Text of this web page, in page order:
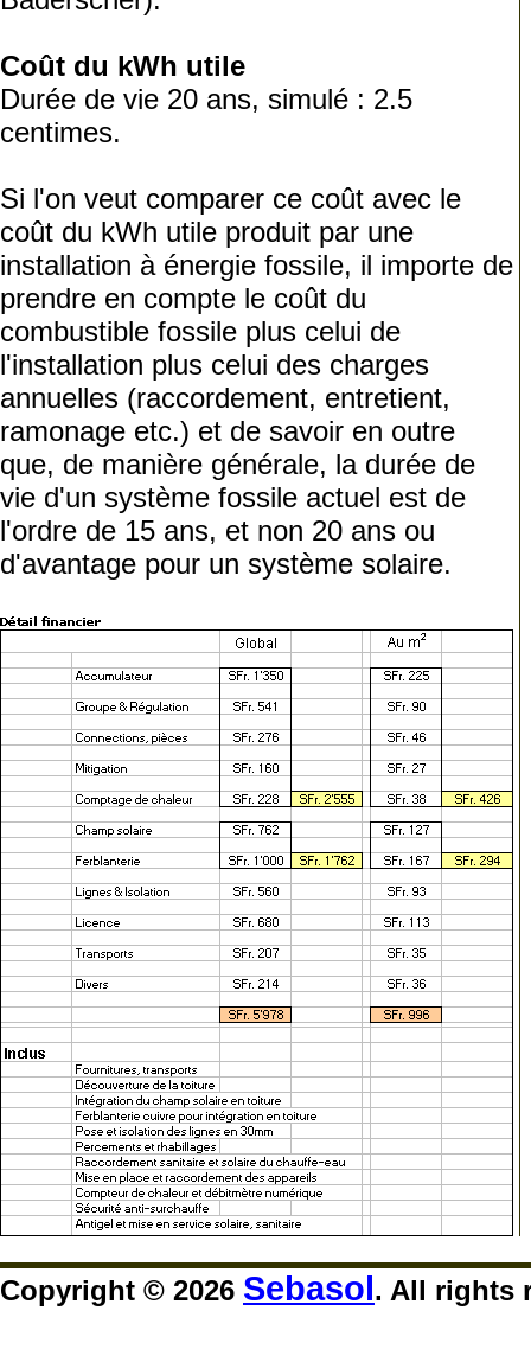
Coût du kWh utile
Durée de vie 20 ans, simulé : 2.5
centimes.
Si l'on veut comparer ce coût avec le
coût du kWh utile produit par une
installation à énergie fossile, il importe de
prendre en compte le coût du
combustible fossile plus celui de
l'installation plus celui des charges
annuelles (raccordement, entretient,
ramonage etc.) et de savoir en outre
que, de manière générale, la durée de
vie d'un système fossile actuel est de
l'ordre de 15 ans, et non 20 ans ou
d'avantage pour un système solaire.
Copyright © 2026 Sebasol. All rights